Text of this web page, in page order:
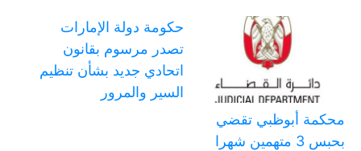
محكمة أبوظبي تقضي
بحبس 3 متهمين شهرا
حكومة دولة الإمارات
تصدر مرسوم بقانون
اتحادي جديد بشأن تنظيم
السير والمرور